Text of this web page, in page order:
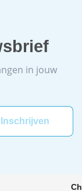
in jouw